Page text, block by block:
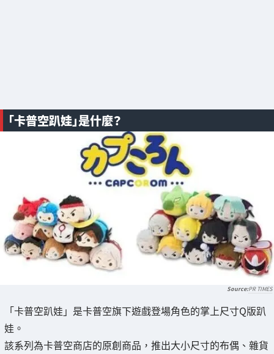
「卡普空趴娃」是什麼？
PR TIMES
「卡普空趴娃」是卡普空旗下遊戲登場角色的掌上尺寸Q版趴
娃。
該系列為卡普空商店的原創商品，推出大小尺寸的布偶、雜貨